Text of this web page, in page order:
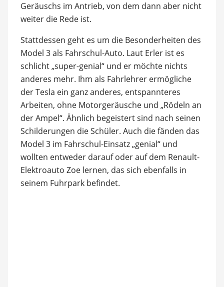
Geräuschs im Antrieb, von dem dann aber nicht
weiter die Rede ist.
Stattdessen geht es um die Besonderheiten des
Model 3 als Fahrschul-Auto. Laut Erler ist es
schlicht „super-genial“ und er möchte nichts
anderes mehr. Ihm als Fahrlehrer ermögliche
der Tesla ein ganz anderes, entspannteres
Arbeiten, ohne Motorgeräusche und „Rödeln an
der Ampel“. Ähnlich begeistert sind nach seinen
Schilderungen die Schüler. Auch die fänden das
Model 3 im Fahrschul-Einsatz „genial“ und
wollten entweder darauf oder auf dem Renault-
Elektroauto Zoe lernen, das sich ebenfalls in
seinem Fuhrpark befindet.